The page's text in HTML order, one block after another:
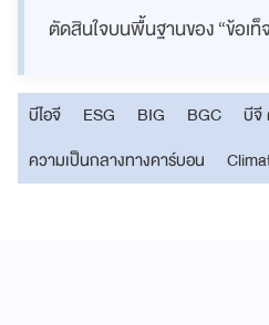
ตัดสินใจบนพื้นฐานของ “ข้อเท็
บีไอจี ESG BIG BGC
บีจี
ความเป็นกลางทางคาร์บอน